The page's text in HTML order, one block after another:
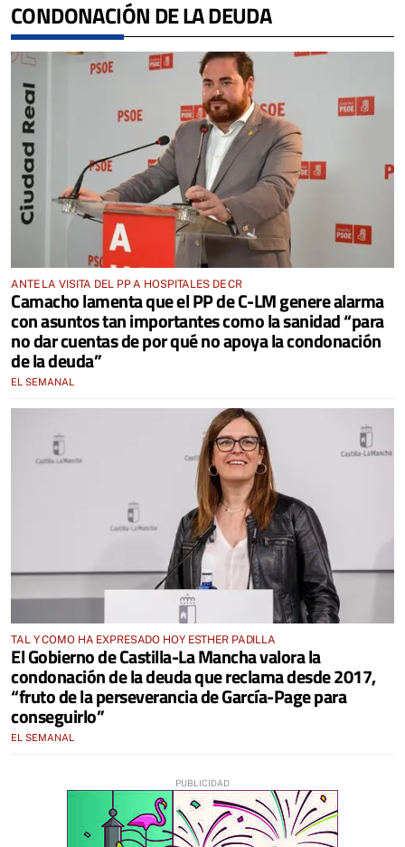
CONDONACIÓN DE LA DEUDA
ANTE LA VISITA DEL PP A HOSPITALES DE CR
Camacho lamenta que el PP de C-LM genere alarma
con asuntos tan importantes como la sanidad “para
no dar cuentas de por qué no apoya la condonación
de la deuda”
EL SEMANAL
TAL Y COMO HA EXPRESADO HOY ESTHER PADILLA
El Gobierno de Castilla-La Mancha valora la
condonación de la deuda que reclama desde 2017,
“fruto de la perseverancia de García-Page para
conseguirlo”
EL SEMANAL